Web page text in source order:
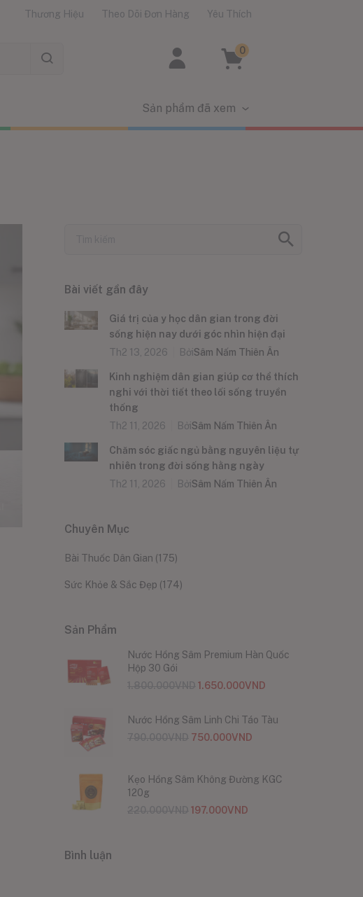
Thương Hiệu Theo Dõi Đơn Hàng Yêu Thích
0
Sản phẩm đã xem
Bài viết gần đây
Giá trị của y học dân gian trong đời
sống hiện nay dưới góc nhìn hiện đại
Th2 13, 2026
BởiSâm Nấm Thiên Ân
Kinh nghiệm dân gian giúp cơ thể thích
nghi với thời tiết theo lối sống truyền
thống
Th2 11, 2026
BởiSâm Nấm Thiên Ân
Chăm sóc giấc ngủ bằng nguyên liệu tự
nhiên trong đời sống hằng ngày
Th2 11, 2026
BởiSâm Nấm Thiên Ân
Chuyên Mục
Bài Thuốc Dân Gian (175)
Sức Khỏe & Sắc Đẹp (174)
Sản Phẩm
Nước Hồng Sâm Premium Hàn Quốc
Hộp 30 Gói
1.650.000VND
Nước Hồng Sâm Linh Chi Táo Tàu
750.000VND
Kẹo Hồng Sâm Không Đường KGC
120g
197.000VND
Bình luận